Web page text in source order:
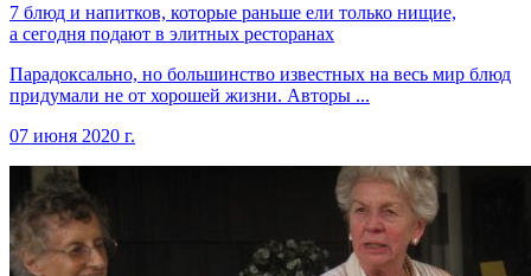
7 блюд и напитков, которые раньше ели только нищие,
а сегодня подают в элитных ресторанах
Парадоксально, но большинство известных на весь мир блюд
придумали не от хорошей жизни. Авторы ...
07 июня 2020 г.